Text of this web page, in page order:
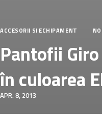
ACCESORII SI ECHIPAMENT
Pantofii
în culoarea
APR. 8, 2013